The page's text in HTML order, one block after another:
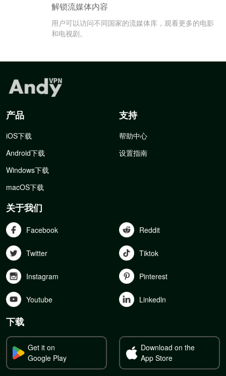
解锁流媒体内容
用户可以访问不同国家的流媒体库，观看更多的电影
和电视剧。
产品
iOS下载
Android下载
Windows下载
macOS下载
支持
帮助中心
设置指南
关于我们
Facebook Reddit
Twitter Tiktok
Instagram Pinterest
Youtube Linkedln
下载
Get it on
Google Play
Download on the
App Store